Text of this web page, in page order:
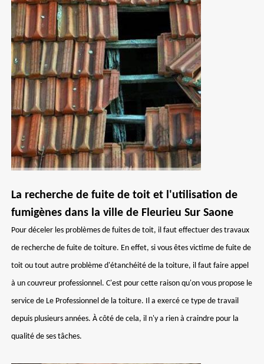
La recherche de fuite de toit et l'utilisation de
fumigènes dans la ville de Fleurieu Sur Saone
Pour déceler les problèmes de fuites de toit, il faut effectuer des travaux
de recherche de fuite de toiture. En effet, si vous êtes victime de fuite de
toit ou tout autre problème d'étanchéité de la toiture, il faut faire appel
à un couvreur professionnel. C'est pour cette raison qu'on vous propose le
service de Le Professionnel de la toiture. Il a exercé ce type de travail
depuis plusieurs années. À côté de cela, il n'y a rien à craindre pour la
qualité de ses tâches.